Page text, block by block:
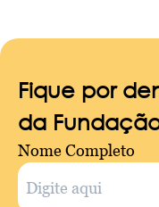
Fique por
da
Nome Completo